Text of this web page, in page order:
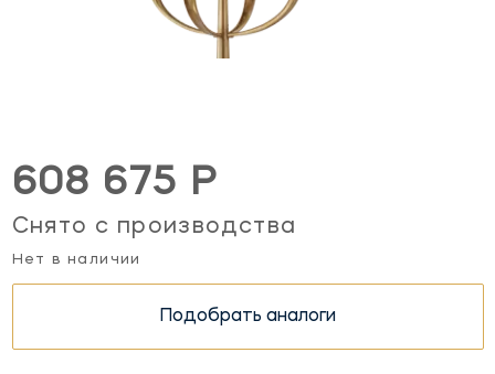
608 675 Р
Снято с производства
Нет в наличии
Подобрать аналоги